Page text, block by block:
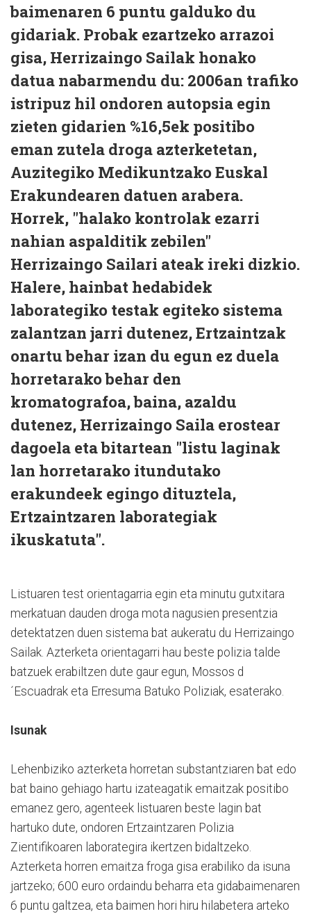
baimenaren 6 puntu galduko du
gidariak. Probak ezartzeko arrazoi
gisa, Herrizaingo Sailak honako
datua nabarmendu du: 2006an trafiko
istripuz hil ondoren autopsia egin
zieten gidarien %16,5ek positibo
eman zutela droga azterketetan,
Auzitegiko Medikuntzako Euskal
Erakundearen datuen arabera.
Horrek, "halako kontrolak ezarri
nahian aspalditik zebilen"
Herrizaingo Sailari ateak ireki dizkio.
Halere, hainbat hedabidek
laborategiko testak egiteko sistema
zalantzan jarri dutenez, Ertzaintzak
onartu behar izan du egun ez duela
horretarako behar den
kromatografoa, baina, azaldu
dutenez, Herrizaingo Saila erostear
dagoela eta bitartean "listu laginak
lan horretarako itundutako
erakundeek egingo dituztela,
Ertzaintzaren laborategiak
ikuskatuta".
Listuaren test orientagarria egin eta minutu gutxitara
merkatuan dauden droga mota nagusien presentzia
detektatzen duen sistema bat aukeratu du Herrizaingo
Sailak. Azterketa orientagarri hau beste polizia talde
batzuek erabiltzen dute gaur egun, Mossos d
´Escuadrak eta Erresuma Batuko Poliziak, esaterako.
Isunak
Lehenbiziko azterketa horretan substantziaren bat edo
bat baino gehiago hartu izateagatik emaitzak positibo
emanez gero, agenteek listuaren beste lagin bat
hartuko dute, ondoren Ertzaintzaren Polizia
Zientifikoaren laborategira ikertzen bidaltzeko.
Azterketa horren emaitza froga gisa erabiliko da isuna
jartzeko; 600 euro ordaindu beharra eta gidabaimenaren
6 puntu galtzea, eta baimen hori hiru hilabetera arteko